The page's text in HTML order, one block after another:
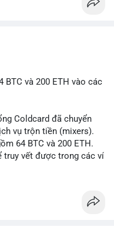
BTC và 200 ETH vào các
Coldcard đã chuyển
vụ trộn tiền (mixers).
64 BTC và 200 ETH.
truy vết được trong các ví